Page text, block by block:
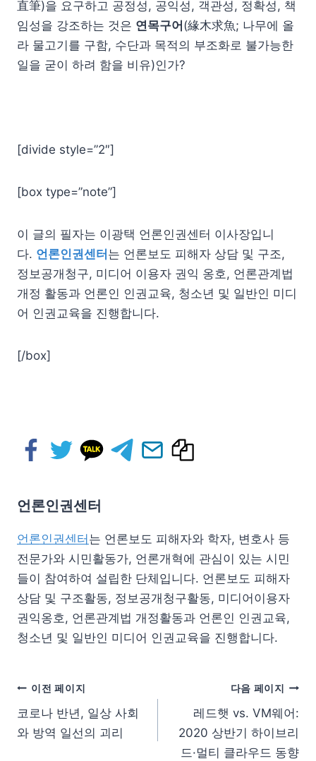
直筆)을 요구하고 공정성, 공익성, 객관성, 정확성, 책
임성을 강조하는 것은 연목구어(緣木求魚; 나무에 올
라 물고기를 구함, 수단과 목적의 부조화로 불가능한
일을 굳이 하려 함을 비유)인가?
[divide style=”2″]
[box type=”note”]
이 글의 필자는 이광택 언론인권센터 이사장입니
다. 언론인권센터는 언론보도 피해자 상담 및 구조,
정보공개청구, 미디어 이용자 권익 옹호, 언론관계법
개정 활동과 언론인 인권교육, 청소년 및 일반인 미디
어 인권교육을 진행합니다.
[/box]
언론인권센터
언론인권센터 는 언론보도 피해자와 학자, 변호사 등
전문가와 시민활동가, 언론개혁에 관심이 있는 시민
들이 참여하여 설립한 단체입니다. 언론보도 피해자
상담 및 구조활동, 정보공개청구활동, 미디어이용자
권익옹호, 언론관계법 개정활동과 언론인 인권교육,
청소년 및 일반인 미디어 인권교육을 진행합니다.
이전 페이지
코로나 반년, 일상 사회
와 방역 일선의 괴리
다음 페이지
레드햇 vs. VM웨어:
2020 상반기 하이브리
드·멀티 클라우드 동향